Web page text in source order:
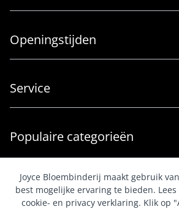
Openingstijden
Service
Populaire categorieën
Joyce Bloembinderij maakt gebruik
best mogelijke ervaring te bieden. Lees
cookie- en privacy verklaring. Klik op